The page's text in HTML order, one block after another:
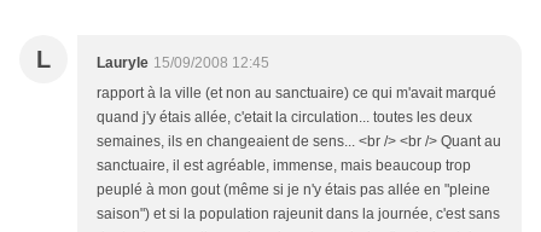
L Lauryle 15/09/2008 12:45
rapport à la ville (et non au sanctuaire) ce qui m'avait marqué
quand j'y étais allée, c'etait la circulation... toutes les deux
semaines, ils en changeaient de sens... <br /> <br /> Quant au
sanctuaire, il est agréable, immense, mais beaucoup trop
peuplé à mon gout (même si je n'y étais pas allée en "pleine
saison") et si la population rajeunit dans la journée, c'est sans